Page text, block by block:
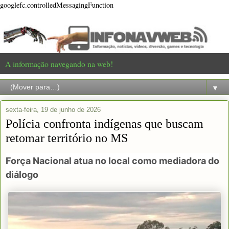
googlefc.controlledMessagingFunction
A informação navegando na web!
▼
sexta-feira, 19 de junho de 2026
Polícia confronta indígenas que buscam
retomar território no MS
Força Nacional atua no local como mediadora do
diálogo